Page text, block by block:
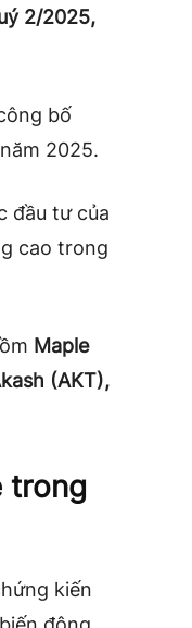
2/2025,
bố
2025.
đầu tư của
cao trong
Maple
(AKT),
trong
kiến